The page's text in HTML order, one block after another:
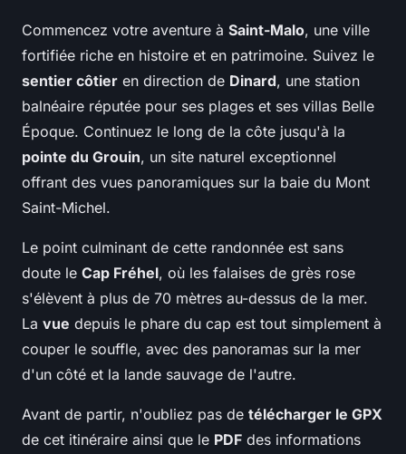
Commencez votre aventure à Saint-Malo, une ville
fortifiée riche en histoire et en patrimoine. Suivez le
sentier côtier en direction de Dinard, une station
balnéaire réputée pour ses plages et ses villas Belle
Époque. Continuez le long de la côte jusqu'à la
pointe du Grouin, un site naturel exceptionnel
offrant des vues panoramiques sur la baie du Mont
Saint-Michel.
Le point culminant de cette randonnée est sans
doute le Cap Fréhel, où les falaises de grès rose
s'élèvent à plus de 70 mètres au-dessus de la mer.
La vue depuis le phare du cap est tout simplement à
couper le souffle, avec des panoramas sur la mer
d'un côté et la lande sauvage de l'autre.
Avant de partir, n'oubliez pas de télécharger le GPX
de cet itinéraire ainsi que le PDF des informations